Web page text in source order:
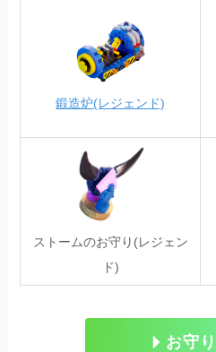
鍛造炉(レジェンド)
ストームのお守り (レジェン
ド)
お守